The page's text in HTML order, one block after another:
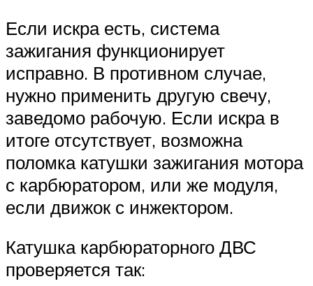
Если искра есть, система
зажигания функционирует
исправно. В противном случае,
нужно применить другую свечу,
заведомо рабочую. Если искра в
итоге отсутствует, возможна
поломка катушки зажигания мотора
с карбюратором, или же модуля,
если движок с инжектором.
Катушка карбюраторного ДВС
проверяется так: